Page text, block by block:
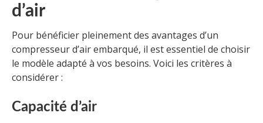
d’air
Pour bénéficier pleinement des avantages d’un
compresseur d’air embarqué, il est essentiel de choisir
le modèle adapté à vos besoins. Voici les critères à
considérer :
Capacité d’air